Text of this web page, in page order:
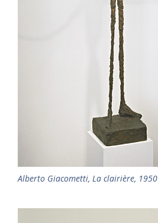
Alberto Giacometti, La clairière, 1950